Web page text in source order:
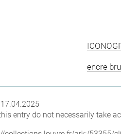
encre
entry do not necessarily take